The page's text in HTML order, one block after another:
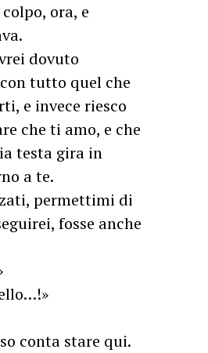
ora, e
dovuto
tutto quel che
e invece riesco
che ti amo, e che
testa gira in
a te.
permettimi di
fosse anche
conta stare qui.